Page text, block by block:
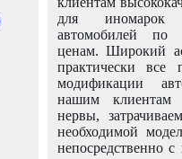
для иномарок
автомобилей
ценам. Широкий
практически все
модификации
нашим клиентам
нервы,
необходимой
непосредственно